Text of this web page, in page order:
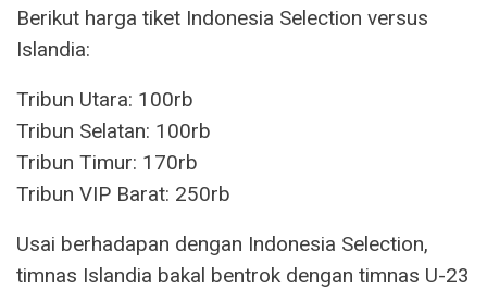
Berikut harga tiket Indonesia Selection versus
Islandia:
Tribun Utara: 100rb
Tribun Selatan: 100rb
Tribun Timur: 170rb
Tribun VIP Barat: 250rb
Usai berhadapan dengan Indonesia Selection,
timnas Islandia bakal bentrok dengan timnas U-23